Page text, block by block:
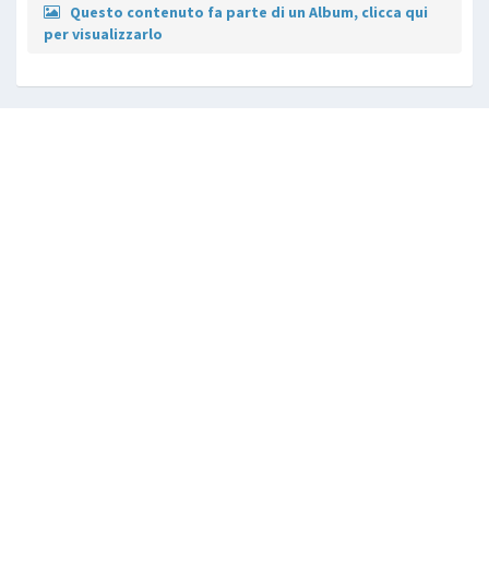
Questo contenuto fa parte di un Album, clicca qui
per visualizzarlo